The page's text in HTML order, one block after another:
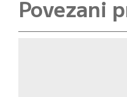
Povezani